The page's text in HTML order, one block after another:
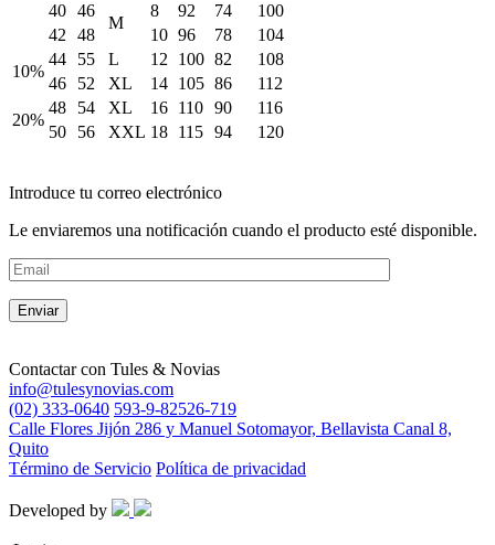
40 46
M
8 92 74
100
42 48 10 96 78
104
10%
44 55 L 12 100 82
108
46
52 XL 14 105 86
112
20%
48 54 XL 16 110 90
116
50
56 XXL 18 115 94 120
Introduce tu correo electrónico
Le enviaremos una notificación cuando el producto esté disponible.
Contactar con Tules & Novias
info@tulesynovias.com
(02) 333-0640 593-9-82526-719
Calle Flores Jijón 286 y Manuel Sotomayor, Bellavista Canal 8,
Quito
Término de Servicio Política de privacidad
Developed by